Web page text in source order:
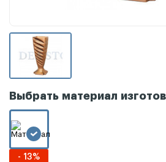
Выбрать материал
- 13%